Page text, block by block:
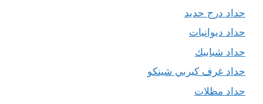
حداد درج حديد
حداد ديوانيات
حداد شبابيك
حداد غرف كيربي شينكو
حداد مظلات